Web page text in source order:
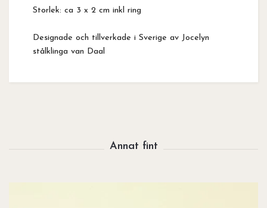
Storlek: ca 3 x 2 cm inkl ring
Designade och tillverkade i Sverige av Jocelyn
stålklinga van Daal